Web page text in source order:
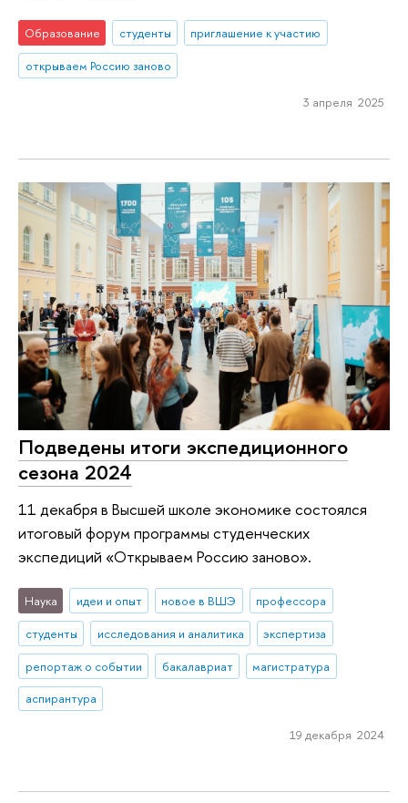
Образование студенты
приглашение к участию
открываем Россию заново
3 апреля 2025
Подведены итоги экспедиционного
сезона 2024
11 декабря в Высшей школе экономике состоялся
итоговый форум программы студенческих
экспедиций «Открываем Россию заново».
Наука идеи и опыт новое в ВШЭ
профессора
студенты
исследования и аналитика
экспертиза
репортаж о событии
бакалавриат
магистратура
аспирантура
19 декабря 2024